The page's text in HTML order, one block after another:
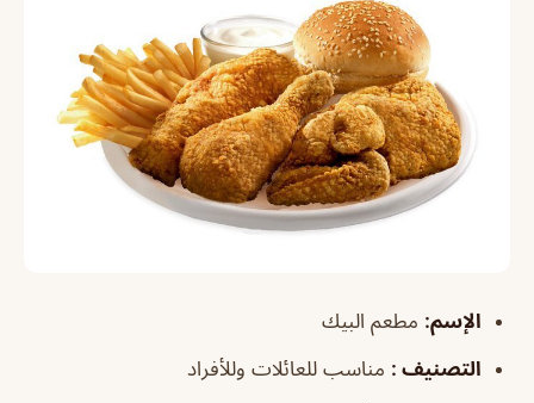
الإسم: مطعم البيك
التصنيف : مناسب للعائلات وللأفراد